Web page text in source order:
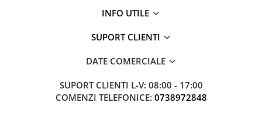
INFO UTILE
SUPORT CLIENTI
DATE COMERCIALE
SUPORT CLIENTI L-V: 08:00 - 17:00
COMENZI TELEFONICE: 0738972848